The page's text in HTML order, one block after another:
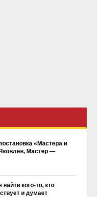
«Мастера и
Мастер —
кого-то, кто
и думает